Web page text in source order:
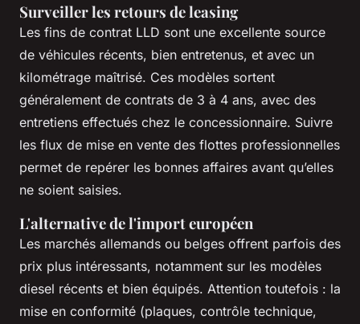
Surveiller les retours de leasing
Les fins de contrat LLD sont une excellente source
de véhicules récents, bien entretenus, et avec un
kilométrage maîtrisé. Ces modèles sortent
généralement de contrats de 3 à 4 ans, avec des
entretiens effectués chez le concessionnaire. Suivre
les flux de mise en vente des flottes professionnelles
permet de repérer les bonnes affaires avant qu’elles
ne soient saisies.
L'alternative de l'import européen
Les marchés allemands ou belges offrent parfois des
prix plus intéressants, notamment sur les modèles
diesel récents et bien équipés. Attention toutefois : la
mise en conformité (plaques, contrôle technique,